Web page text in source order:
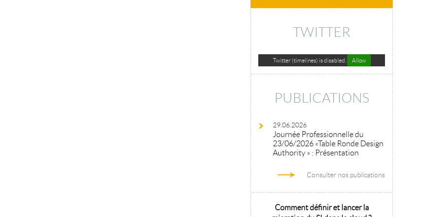
TWITTER
Twitter (timelines) is disabled. Allow
PUBLICATIONS
29.06.2026
Journée Professionnelle du
23/06/2026 «Table Ronde Design
Authority » : Présentation
Consulter nos publications
Comment définir et lancer la
Architecture